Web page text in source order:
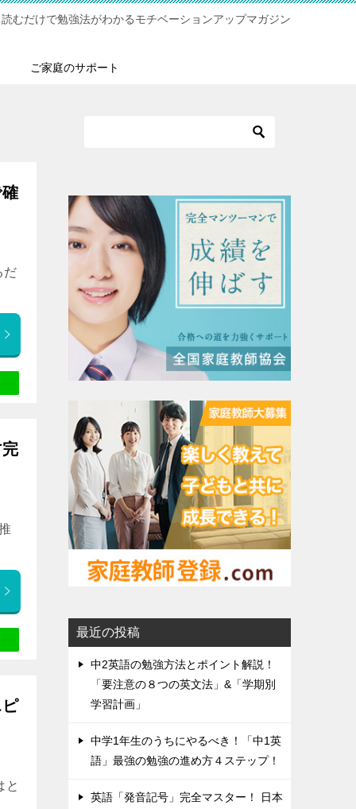
むだけで勉強法がわかるモチベーションアップマガジン
ご家庭のサポート
だ
と
最近の投稿
中2英語の勉強方法とポイント解説！
「要注意の８つの英文法」&「学期別
学習計画」
中学1年生のうちにやるべき！「中1英
語」最強の勉強の進め方４ステップ！
英語「発音記号」完全マスター！ 日本